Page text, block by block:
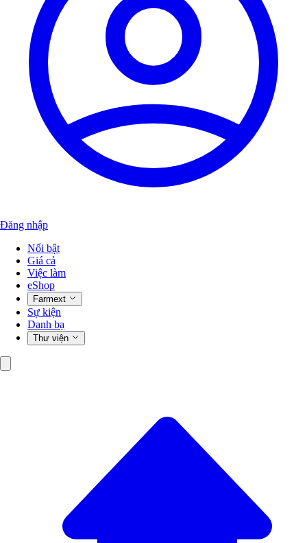
Đăng nhập
Nổi bật
Giá cả
Việc làm
eShop
Farmext
Sự kiện
Danh bạ
Thư viện